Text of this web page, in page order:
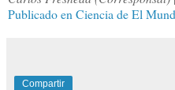
Publicado en Ciencia de El
Compartir